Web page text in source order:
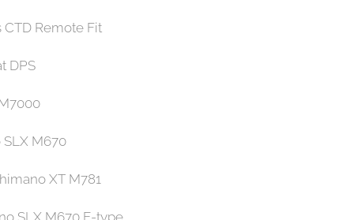
CTD Remote Fit
DPS
SLX M670
XT M781
SLX M670 E-type